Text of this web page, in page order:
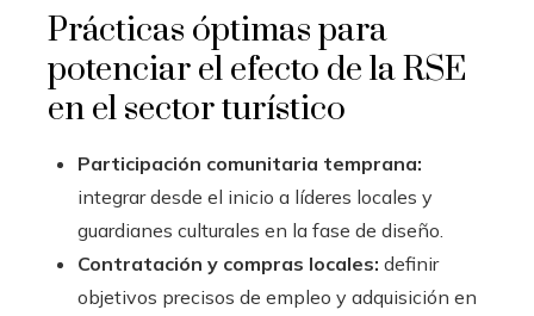
Prácticas óptimas para
potenciar el efecto de la RSE
en el sector turístico
Participación comunitaria temprana:
integrar desde el inicio a líderes locales y
guardianes culturales en la fase de diseño.
Contratación y compras locales: definir
objetivos precisos de empleo y adquisición en